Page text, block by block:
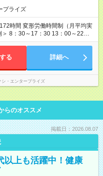
プライズ
時間 変形労働時間制（月平均実
17：30
る 詳細へ
シ・エンタープライズ
らのオススメ
掲載日：2026.08.07
以上も活躍中！健康